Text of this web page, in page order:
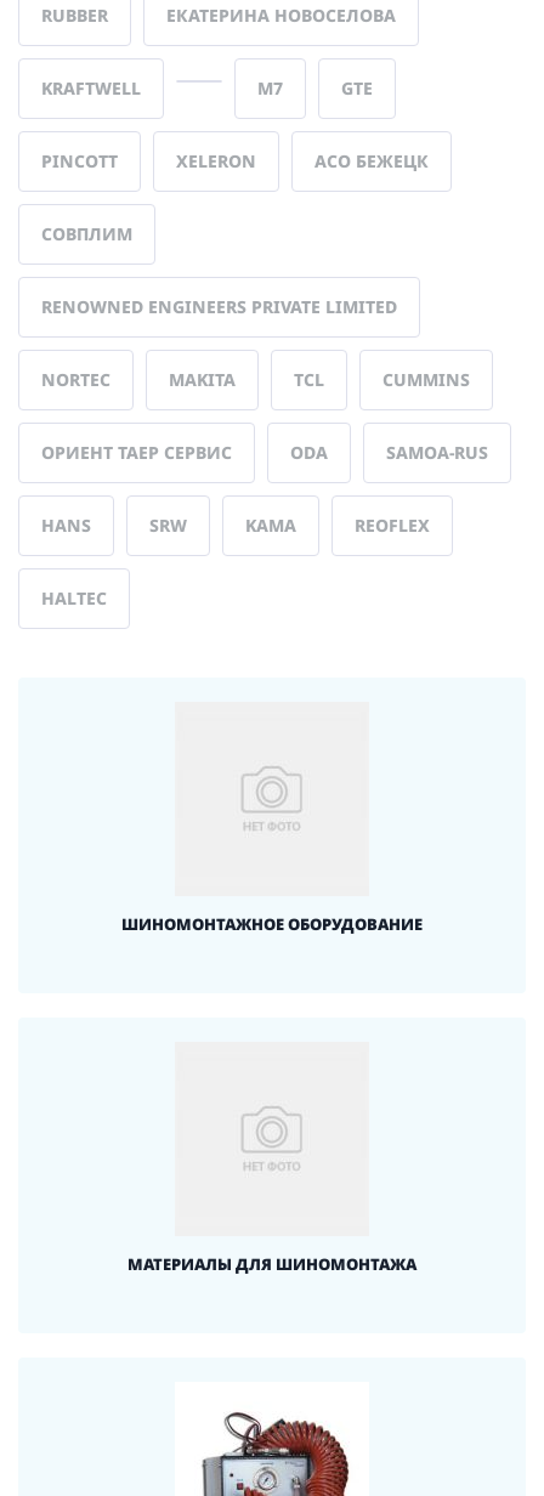
RUBBER ЕКАТЕРИНА НОВОСЕЛОВА
KRAFTWELL М7 GTE
PINCOTT XELERON АСО БЕЖЕЦК
СОВПЛИМ
RENOWNED ENGINEERS PRIVATE LIMITED
NORTEC MAKITA TCL CUMMINS
ОРИЕНТ ТАЕР СЕРВИС ODA SAMOA-RUS
HANS SRW KAMA REOFLEX
HALTEC
ШИНОМОНТАЖНОЕ ОБОРУДОВАНИЕ
МАТЕРИАЛЫ ДЛЯ ШИНОМОНТАЖА